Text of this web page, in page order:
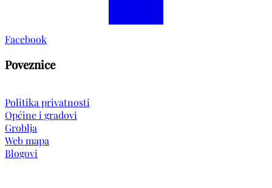
Facebook
Poveznice
Politika privatnosti
Općine i gradovi
Groblja
Web mapa
Blogovi